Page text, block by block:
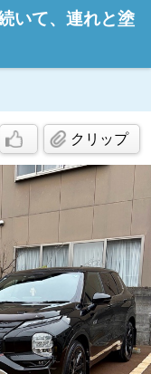
いて、連れと塗
クリップ